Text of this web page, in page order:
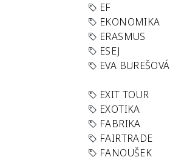
EF
EKONOMIKA
ERASMUS
ESEJ
EVA BUREŠOVÁ
EXIT TOUR
EXOTIKA
FABRIKA
FAIRTRADE
FANOUŠEK